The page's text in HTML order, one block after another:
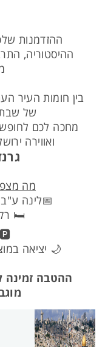
ההזדמנות
בין חומות העיר
של שבת
מחכה לכם
ואווירה
מה
📅לינה ע"ב חצי
🛏️ רק 999 ₪ ללילה
🅿️ כולל חניה חינם
🌙 יציאה
ההטבה זמינה